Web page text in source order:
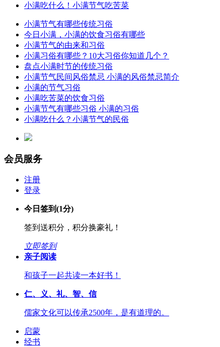
小满吃什么！小满节气吃苦菜
小满节气有哪些传统习俗
今日小满，小满的饮食习俗有哪些
小满节气的由来和习俗
小满习俗有哪些？10大习俗你知道几个？
盘点小满时节的传统习俗
小满节气民间风俗禁忌 小满的风俗禁忌简介
小满的节气习俗
小满吃苦菜的饮食习俗
小满节气有哪些习俗 小满的习俗
小满吃什么？小满节气的民俗
会员服务
注册
登录
今日签到(1分)
签到送积分，积分换豪礼！
立即签到
亲子阅读
和孩子一起共读一本好书！
仁、义、礼、智、信
儒家文化可以传承2500年，是有道理的。
启蒙
经书